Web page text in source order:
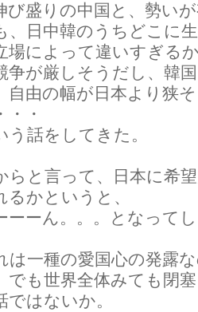
び盛りの中国と、勢い
、日中韓のうちどこに
場によって違いすぎる
争が厳しそうだし、韓
自由の幅が日本より狭
・・
う話をしてきた。
らと言って、日本に希
るかというと、
ーーん。。。となって
は一種の愛国心の発露
でも世界全体みても閉
ではないか。